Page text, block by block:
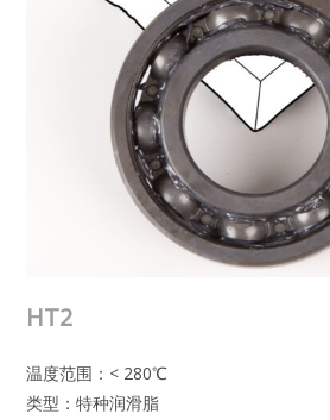
HT2
温度范围：< 280℃
类型：特种润滑脂